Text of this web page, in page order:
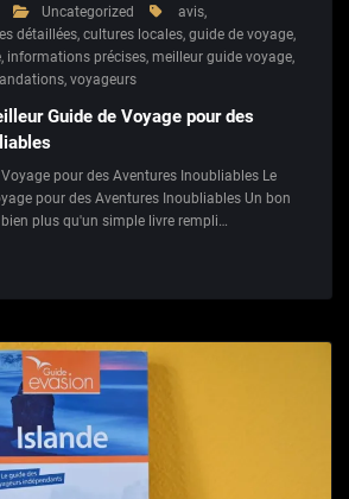
Uncategorized avis,
détaillées, cultures locales, guide de voyage,
, informations précises, meilleur guide voyage,
, voyageurs
Guide de Voyage pour des
pour des Aventures Inoubliables Le
pour des Aventures Inoubliables Un bon
plus qu'un simple livre rempli…